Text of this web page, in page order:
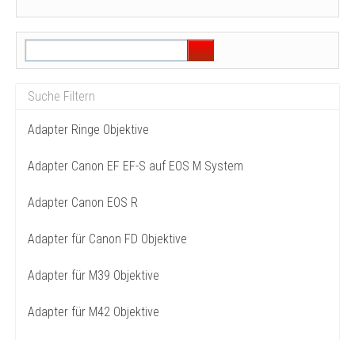
Adapter Ringe Objektive
Adapter Canon EF EF-S auf EOS M System
Adapter Canon EOS R
Adapter für Canon FD Objektive
Adapter für M39 Objektive
Adapter für M42 Objektive